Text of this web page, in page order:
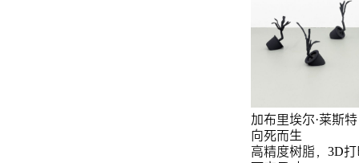
加布里埃尔·莱斯特
向死而生
高精度树脂，3D